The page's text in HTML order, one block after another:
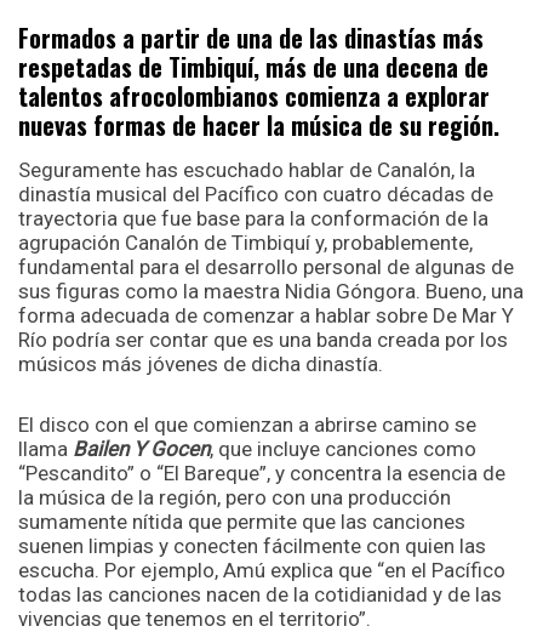
Formados a partir de una de las dinastías más
respetadas de Timbiquí, más de una decena de
talentos afrocolombianos comienza a explorar
nuevas formas de hacer la música de su región.
Seguramente has escuchado hablar de Canalón, la
dinastía musical del Pacífico con cuatro décadas de
trayectoria que fue base para la conformación de la
agrupación Canalón de Timbiquí y, probablemente,
fundamental para el desarrollo personal de algunas de
sus figuras como la maestra Nidia Góngora. Bueno, una
forma adecuada de comenzar a hablar sobre De Mar Y
Río podría ser contar que es una banda creada por los
músicos más jóvenes de dicha dinastía.
El disco con el que comienzan a abrirse camino se
llama Bailen Y Gocen, que incluye canciones como
“Pescandito” o “El Bareque”, y concentra la esencia de
la música de la región, pero con una producción
sumamente nítida que permite que las canciones
suenen limpias y conecten fácilmente con quien las
escucha. Por ejemplo, Amú explica que “en el Pacífico
todas las canciones nacen de la cotidianidad y de las
vivencias que tenemos en el territorio”.